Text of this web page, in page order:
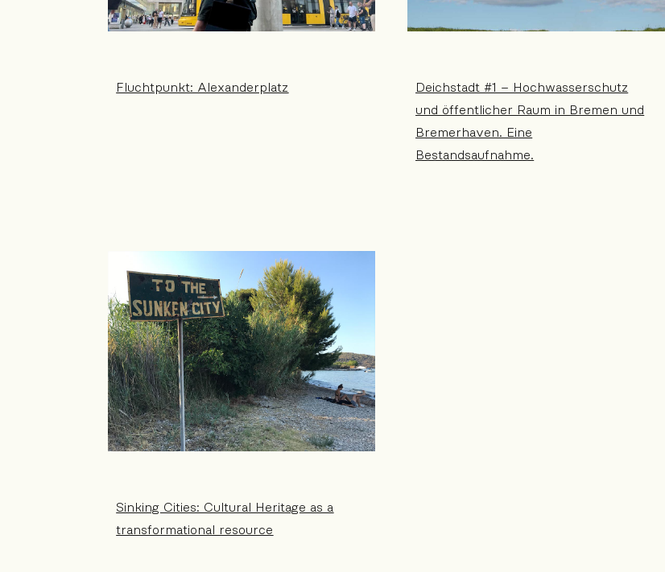
Fluchtpunkt: Alexanderplatz
Deichstadt #1 – Hochwasserschutz
und öffentlicher Raum in Bremen und
Bremerhaven. Eine
Bestandsaufnahme.
Sinking Cities: Cultural Heritage as a
transformational resource